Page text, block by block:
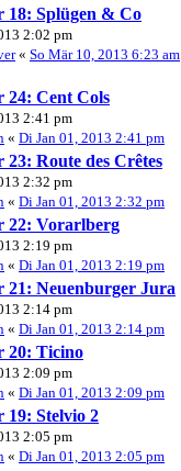
18: Splügen & Co
2:02 pm
« So Mär 10, 2013 6:23 am
24: Cent Cols
2:41 pm
« Di Jan 01, 2013 2:41 pm
23: Route des Crêtes
2:32 pm
« Di Jan 01, 2013 2:32 pm
22: Vorarlberg
2:19 pm
« Di Jan 01, 2013 2:19 pm
21: Neuenburger Jura
2:14 pm
« Di Jan 01, 2013 2:14 pm
20: Ticino
2:09 pm
« Di Jan 01, 2013 2:09 pm
19: Stelvio 2
2:05 pm
« Di Jan 01, 2013 2:05 pm